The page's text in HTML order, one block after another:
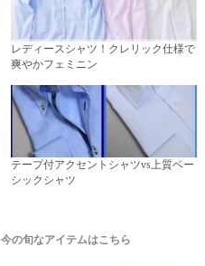
レディースシャツ！クレリック仕様で
爽やかフェミニン
テープ付アクセントシャツvs上質ベー
シックシャツ
今の旬なアイテムはこちら